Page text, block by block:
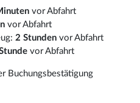
vor Abfahrt
vor Abfahrt
2 Stunden vor Abfahrt
vor Abfahrt
Buchungsbestätigung